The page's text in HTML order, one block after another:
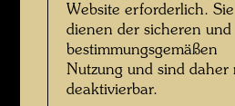
Hundertwasser
Bildergalerie
Website erforderlich. Sie
dienen der sicheren und
bestimmungsgemäßen
Nutzung und sind daher
deaktivierbar.